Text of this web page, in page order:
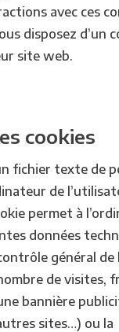
avec ces
disposez d’un
site web.
cookies
fichier texte de
de
permet à
données
général de
de visites,
bannière
sites…) ou la